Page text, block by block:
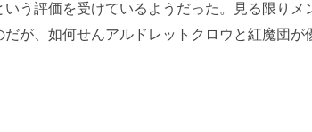
いう評価を受けているようだった。見る限りメ
だが、如何せんアルドレットクロウと紅魔団が